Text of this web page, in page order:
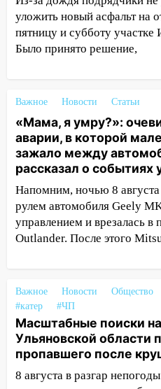
13:49 Сотрудники
Ульяновской
квартир сиротам и
без попечения
«пьяной» аварии, в
перилами,
ужасной ночи
13:05 17-летний
рулем мотоцикла во
городе: в ГАИ
сегодняшнюю
12:59 Губернатор
12:53
Число
выросло до 13
ребенок
12:46 Масштабные
Ульяновской
искать пропавшего
уложить новый асфальт на
пятницу и субботу участке
Было принято решение,
Важное Новости Статьи
«Мама, я умру?»:
аварии, в которой
зажало между
рассказал о событиях
Напомним, ночью 8
рулем автомобиля Geely
управлением и врезалась
Outlander. После этого
Важное Новости Общество
#катер
#ЧП
Масштабные поиски
Ульяновской области
пропавшего после
8 августа в разгар